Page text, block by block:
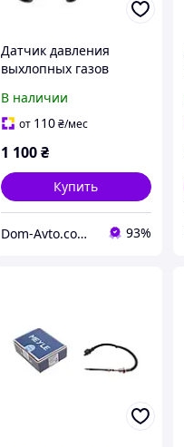
Датчик давления
выхлопных газов
W204 W211 W212 W221
W245 Sprinter 906 Viano
В наличии
от 110₴/мес
1 100₴
Купить
Dom-Avto.com.ua - Запчастини та аксесуари за вигідною ціною 93%